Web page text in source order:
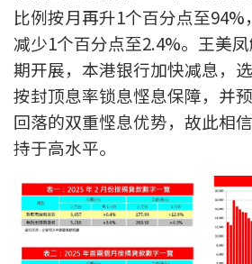
中原地产 | 网上搵楼
中原工商铺
© 2026 中原按揭经纪有限公司 Centaline
条款及细则
私隐政策声明
比例按月再升1个百分点至94%
减少1个百分点至2.4%。王美
期开展，本港银行加快减息，
按封顶息率锁息悭息保障，并
回落的双重悭息优势，故此相
持于高水平。